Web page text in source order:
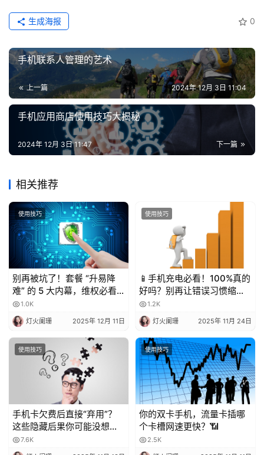
码
认
证
增
业
务
0
生成海报
手机联系人管理的艺术
上一篇 2024年 12月 3日 11:04
手机应用商店使用技巧大揭秘
下一篇
2024年 12月 3日 11:47
相关推荐
使用技巧
别再被坑了！套餐 “升易降
难” 的 5 大内幕，维权必看
💥1.0K
灯火阑珊 2025年 12月 11日
使用技巧
📱手机充电必看！100%真的
好吗？别再让错误习惯缩短
电池寿命！
1.2K
灯火阑珊 2025年 11月 24日
使用技巧
手机卡欠费后直接“弃用”？
这些隐藏后果你可能没想
到！
7.6K
使用技巧
你的双卡手机，流量卡插哪
个卡槽网速更快？📶
2.5K